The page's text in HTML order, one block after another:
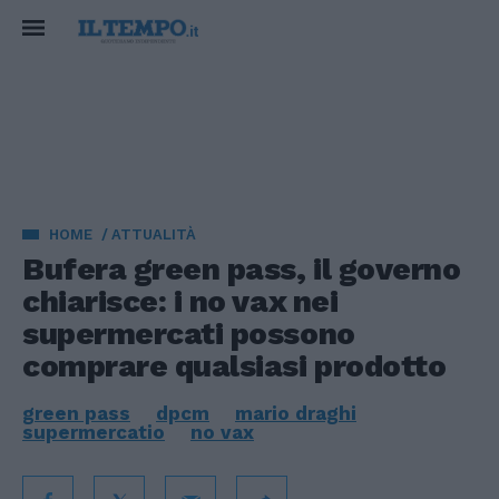
HOME ATTUALITÀ
Bufera green pass, il governo
chiarisce: i no vax nei
supermercati possono
comprare qualsiasi prodotto
green pass dpcm
mario draghi
supermercatio
no vax